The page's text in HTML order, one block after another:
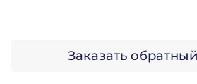
Заказать